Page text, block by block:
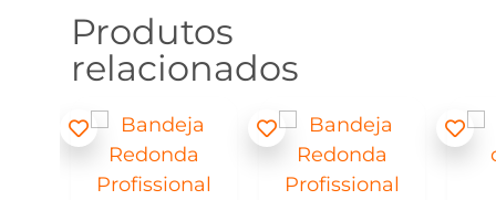
Produtos
relacionados